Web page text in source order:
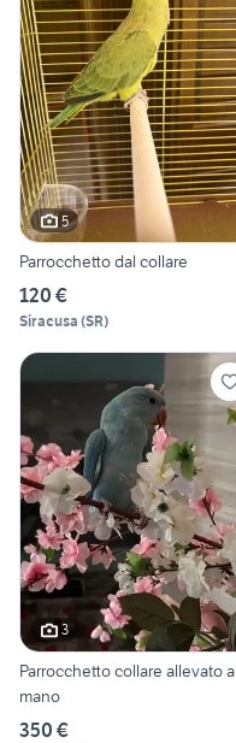
5
Parrocchetto dal collare
120 €
Siracusa (SR)
3
Parrocchetto collare allevato a
mano
350 €